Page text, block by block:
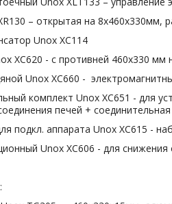
– открытая на 8х460x330мм,
Unox XC114
XC620 - с противней 460х330 мм
Unox XC660 -
комплект Unox XC651 - для
печей +
подкл. аппарата Unox XC615 -
Unox XC606 - для